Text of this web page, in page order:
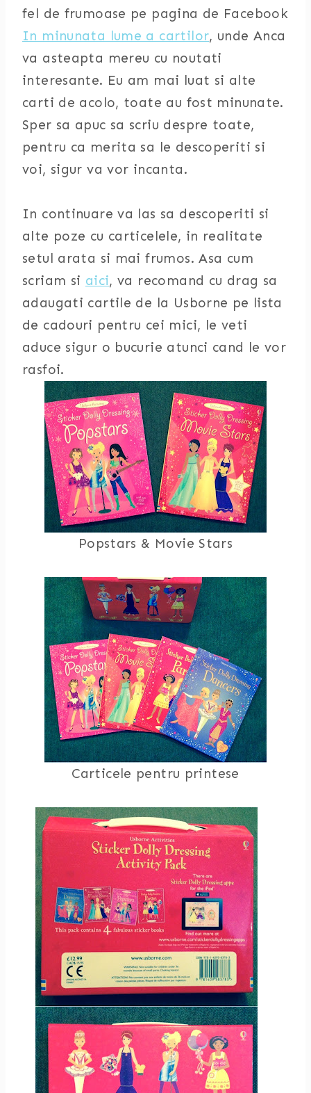
fel de frumoase pe pagina de Facebook
In minunata lume a cartilor, unde Anca
va asteapta mereu cu noutati
interesante. Eu am mai luat si alte
carti de acolo, toate au fost minunate.
Sper sa apuc sa scriu despre toate,
pentru ca merita sa le descoperiti si
voi, sigur va vor incanta.
In continuare va las sa descoperiti si
alte poze cu carticelele, in realitate
setul arata si mai frumos. Asa cum
scriam si aici, va recomand cu drag sa
adaugati cartile de la Usborne pe lista
de cadouri pentru cei mici, le veti
aduce sigur o bucurie atunci cand le vor
rasfoi.
Popstars & Movie Stars
Carticele pentru printese